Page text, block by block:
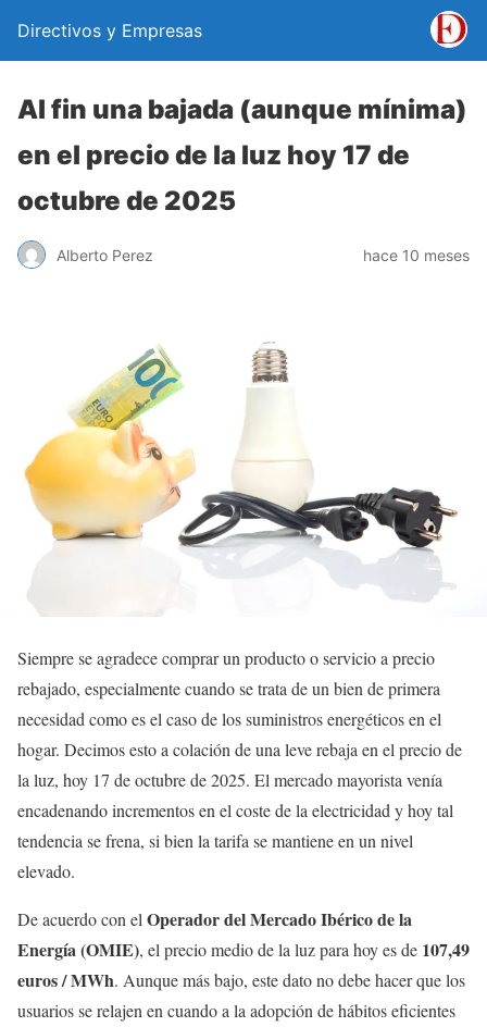
Directivos y Empresas
Al fin una bajada (aunque mínima)
en el precio de la luz hoy 17 de
octubre de 2025
Alberto Perez hace 10 meses
Siempre se agradece comprar un producto o servicio a precio
rebajado, especialmente cuando se trata de un bien de primera
necesidad como es el caso de los suministros energéticos en el
hogar. Decimos esto a colación de una leve rebaja en el precio de
la luz, hoy 17 de octubre de 2025. El mercado mayorista venía
encadenando incrementos en el coste de la electricidad y hoy tal
tendencia se frena, si bien la tarifa se mantiene en un nivel
elevado.
De acuerdo con el Operador del Mercado Ibérico de la
Energía (OMIE), el precio medio de la luz para hoy es de 107,49
euros / MWh. Aunque más bajo, este dato no debe hacer que los
usuarios se relajen en cuando a la adopción de hábitos eficientes